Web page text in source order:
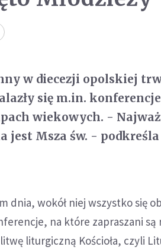
w diecezji opolskiej
się m.in.
wiekowych. -
jest Msza św. - podkreśla
dnia, wokół niej wszystko się
na które zapraszani są
liturgiczną Kościoła, czyli